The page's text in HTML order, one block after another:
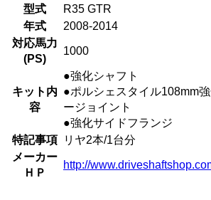
型式
R35 GTR
年式
2008-2014
対応馬力
(PS)
1000
キット内
容
●強化シャフト
●ポルシェスタイル108mm
ージョイント
●強化サイドフランジ
特記事項
リヤ2本/1台分
メーカー
ＨＰ
http://